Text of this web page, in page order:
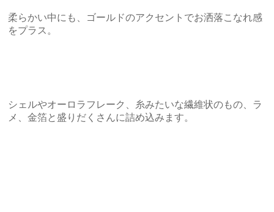
柔らかい中にも、ゴールドのアクセントでお洒落こなれ感
をプラス。
シェルやオーロラフレーク、糸みたいな繊維状のもの、ラ
メ、金箔と盛りだくさんに詰め込みます。